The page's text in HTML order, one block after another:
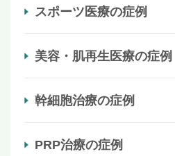
スポーツ医療の症例
美容・肌再生医療の症例
幹細胞治療の症例
PRP治療の症例